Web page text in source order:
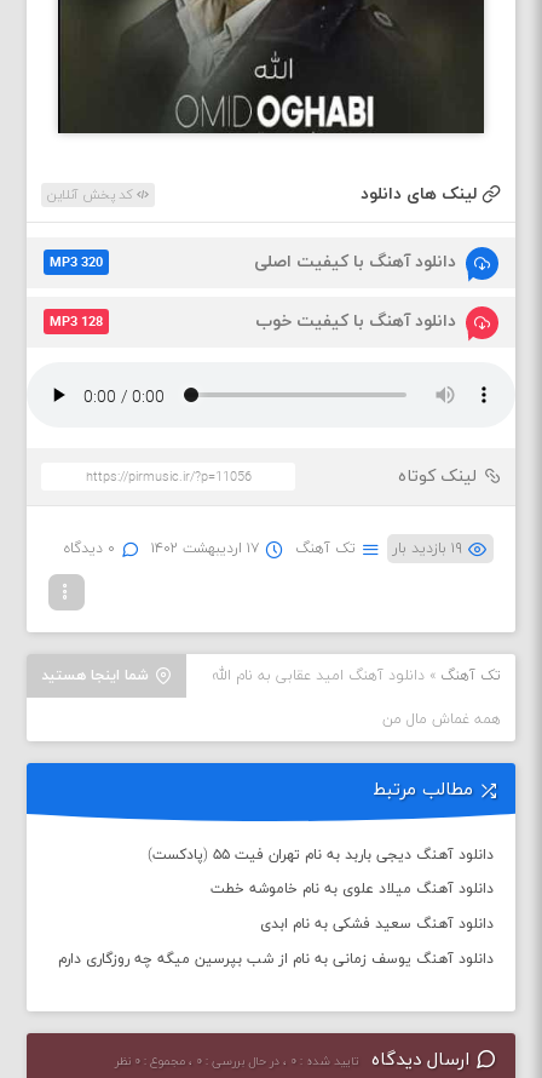
لینک های دانلود کد پخش آنلاین
دانلود آهنگ با کیفیت اصلی MP3 320
دانلود آهنگ با کیفیت خوب MP3 128
لینک کوتاه
۱۹ بازدید بار تک آهنگ ۱۷ اردیبهشت ۱۴۰۲ ۰ دیدگاه
شما اینجا هستید تک آهنگ »دانلود آهنگ امید عقابی به نام الله
همه غماش مال من
مطالب مرتبط
دانلود آهنگ دیجی باربد به نام تهران فیت ۵۵ (پادکست)
دانلود آهنگ میلاد علوی به نام خاموشه خطت
دانلود آهنگ سعید فشکی به نام ابدی
دانلود آهنگ یوسف زمانی به نام از شب بپرسین میگه چه روزگاری دارم
ارسال دیدگاه تایید شده : ۰ ، در حال بررسی : ۰ ، مجموع : ۰ نظر